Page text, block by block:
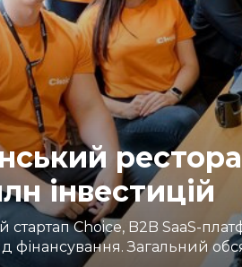
інвестицій
стартап Choice, B2B SaaS-
фінансування. Загальний